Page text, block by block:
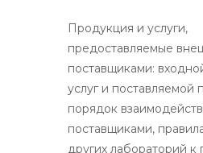
Продукция и услуги,
предоставляемые
поставщиками:
услуг и поставляемой
порядок
поставщиками,
других лабораторий